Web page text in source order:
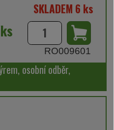
SKLADEM 6 ks
RO009601
osobní odběr,